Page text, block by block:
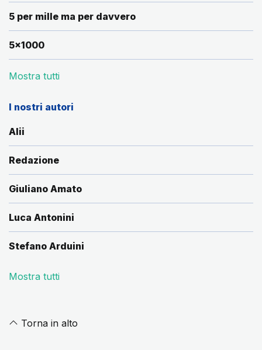
5 per mille ma per davvero
5x1000
Mostra tutti
I nostri autori
Alii
Redazione
Giuliano Amato
Luca Antonini
Stefano Arduini
Mostra tutti
Torna in alto